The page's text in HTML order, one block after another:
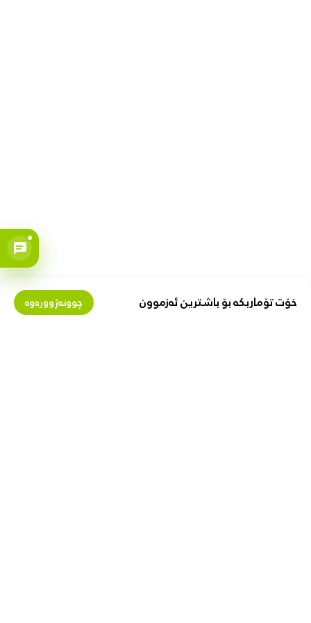
خۆت تۆماربکە بۆ باشترین ئەزموون چوونەژوورەوە